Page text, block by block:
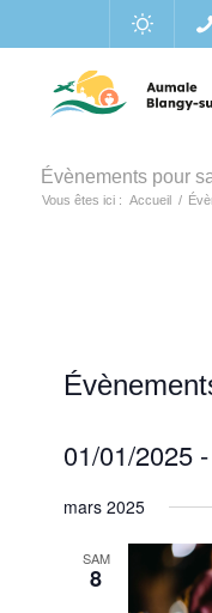
Évènements pour
Vous êtes ici : Accueil /
01/01/2025 -
une
mars 2025
SAM
8